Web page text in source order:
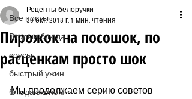
Все посты
Вторые блюда
соусы
быстрый ужин
блюда эконом
Пирожок на посошок, по
расценкам просто шок
Рецепты белоручки
30 окт. 2018 г. 1 мин. чтения
Мы продолжаем серию советов